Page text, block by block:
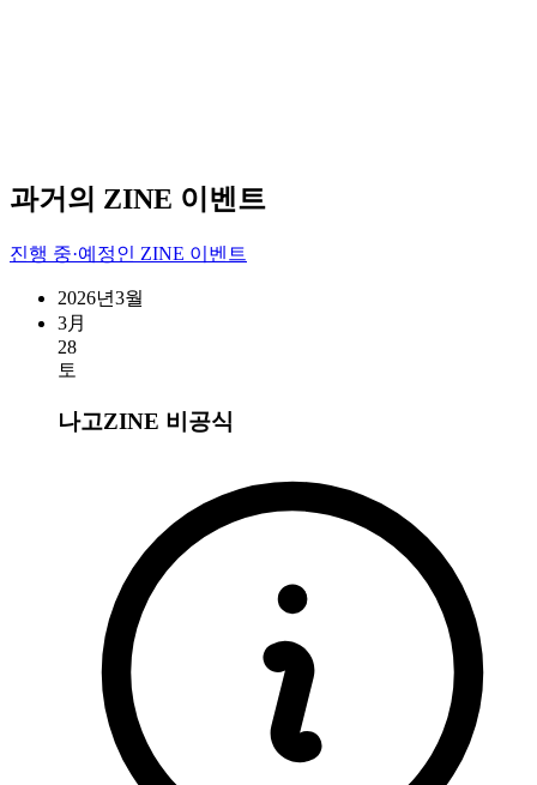
과거의 ZINE 이벤트
진행 중·예정인 ZINE 이벤트
2026년3월
3月
28
토
나고ZINE 비공식